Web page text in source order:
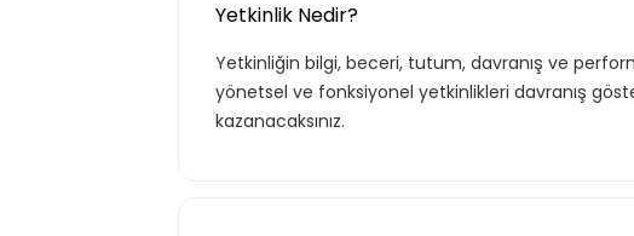
Yetkinlik Nedir?
Yetkinliğin bilgi, beceri, tutum, davranış ve
yönetsel ve fonksiyonel yetkinlikleri davranış
kazanacaksınız.